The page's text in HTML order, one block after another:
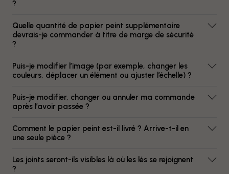
?
Quelle quantité de papier peint supplémentaire
devrais-je commander à titre de marge de sécurité
?
Puis-je modifier l’image (par exemple, changer les
couleurs, déplacer un élément ou ajuster l’échelle) ?
Puis-je modifier, changer ou annuler ma commande
après l’avoir passée ?
Comment le papier peint est-il livré ? Arrive-t-il en
une seule pièce ?
Les joints seront-ils visibles là où les lés se rejoignent
?